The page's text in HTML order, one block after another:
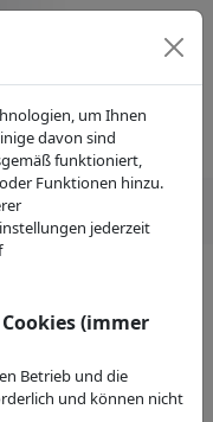
um Ihnen
davon sind
funktioniert,
Funktionen hinzu.
jederzeit
(immer
Betrieb und die
und können nicht